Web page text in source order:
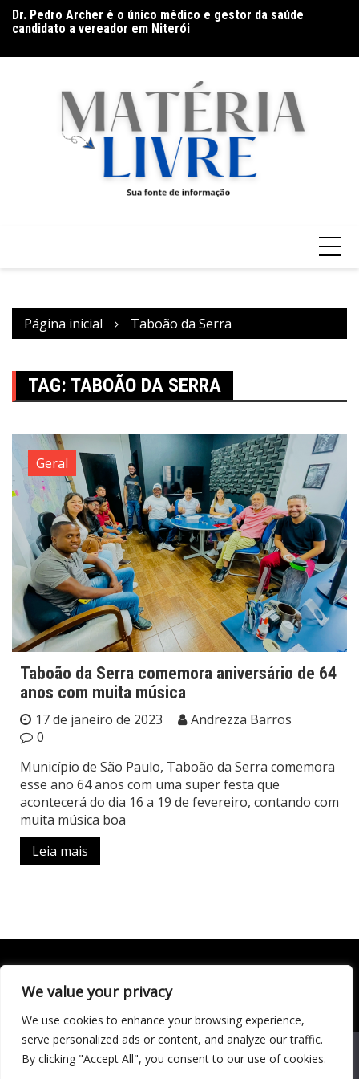
We value your privacy
We use cookies to enhance your browsing experience,
serve personalized ads or content, and analyze our traffic.
By clicking "Accept All", you consent to our use of cookies.
para
conteúdo
Dr. Pedro Archer é o único médico e gestor da saúde
candidato a vereador em Niterói
Página inicial Taboão da Serra
TAG: TABOÃO DA SERRA
Geral
Taboão da Serra comemora aniversário de 64
anos com muita música
17 de janeiro de 2023
Andrezza Barros
0
Município de São Paulo, Taboão da Serra comemora
esse ano 64 anos com uma super festa que
acontecerá do dia 16 a 19 de fevereiro, contando com
muita música boa
Leia mais
Todo conteúdo publicado neste portal, incluindo textos,
responsabilidade do autor. © 2020 - 2024 Todos os direitos
reservados ao site Matéria Livre Royale News by
Themebeez
Economia
We use cookies to ensure that we give you the best
experience on our website. If you continue to use this site we